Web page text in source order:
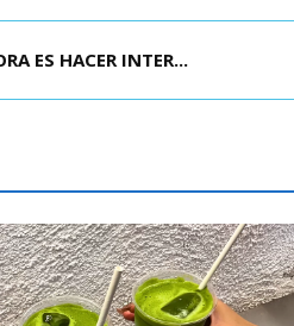
SE ESTÁ ENC...